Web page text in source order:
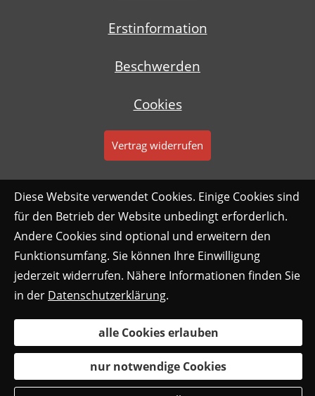
Erstinformation
Beschwerden
Cookies
Vertrag widerrufen
Diese Website verwendet Cookies. Einige Cookies sind
für den Betrieb der Website unbedingt erforderlich.
Andere Cookies sind optional und erweitern den
Funktionsumfang. Sie können Ihre Einwilligung
jederzeit widerrufen. Nähere Informationen finden Sie
in der Datenschutzerklärung.
alle Cookies erlauben
nur notwendige Cookies